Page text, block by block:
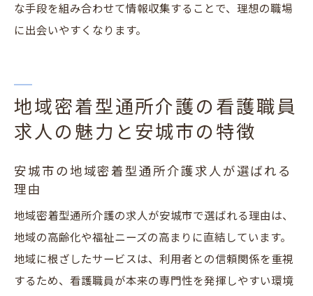
説
安城市の看護職員求人で確認したい条件と
とめ
愛知県安城市で求人を比較する際のコツと
注意点
看護職員求人選定時の働きやすさチェック
地域密着型施設求人で見逃せない注意点
愛知県の看護職員求人と安城市の地域密着型施
設の魅力
愛知県の看護職員求人と安城市求人の違い
な手段を組み合わせて情報収集することで、理想の職場
に出会いやすくなります。
地域密着型通所介護の看護職員
求人の魅力と安城市の特徴
安城市の地域密着型通所介護求人が選ばれる
理由
地域密着型通所介護の求人が安城市で選ばれる理由は、
地域の高齢化や福祉ニーズの高まりに直結しています。
地域に根ざしたサービスは、利用者との信頼関係を重視
するため、看護職員が本来の専門性を発揮しやすい環境